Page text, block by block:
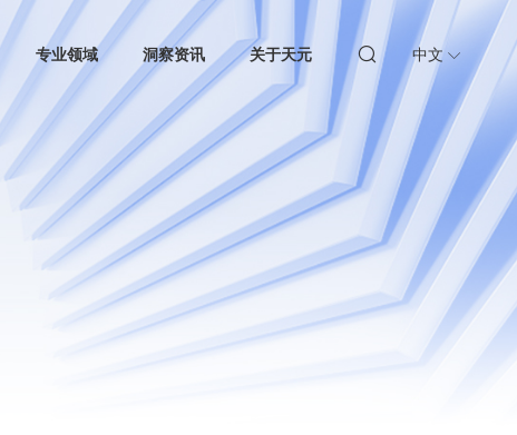
专业领域 洞察资讯 关于天元 中文